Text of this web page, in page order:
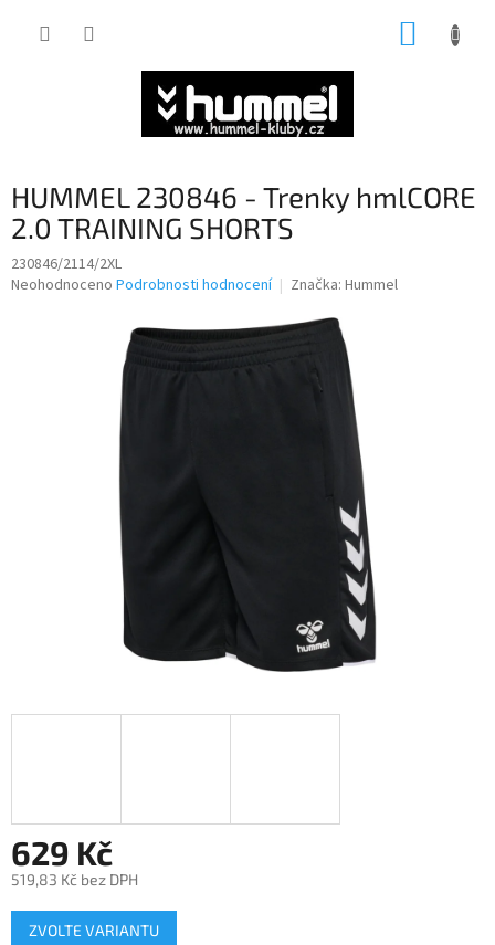
HUMMEL 230846 - Trenky hmlCORE
2.0 TRAINING SHORTS
230846/2114/2XL
Průměrné
Neohodnoceno Podrobnosti hodnocení Značka: Hummel
629 Kč
519,83 Kč bez DPH
Měrná
cena:
ZVOLTE VARIANTU